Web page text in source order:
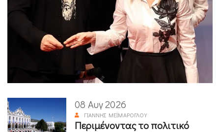
08 Αυγ 2026
ΓΙΆΝΝΗΣ ΜΕΪΜΆΡΟΓΛΟΥ
Περιμένοντας το πολιτικό